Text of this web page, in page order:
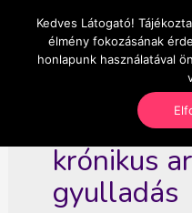
content
OnlineSeedsMan
Üzlet és szabadság
krónikus
gyulladás
Kedves Látogató!
élmény fokozásának
honlapunk használatával